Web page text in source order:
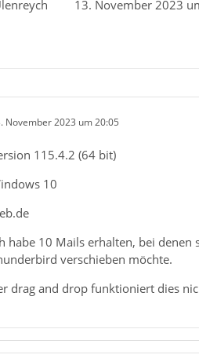
13. November 2023
November 2023 um 20:05
115.4.2 (64 bit)
10
habe 10 Mails erhalten, bei
verschieben möchte.
drag and drop funktioniert dies